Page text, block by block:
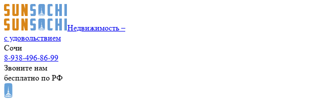
Недвижимость –
с удовольствием
Сочи
8-938-496-86-99
Звоните нам
бесплатно по РФ